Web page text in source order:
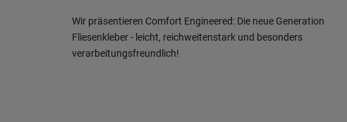
Wir präsentieren Comfort Engineered: Die neue Generation
Fliesenkleber - leicht, reichweitenstark und besonders
verarbeitungsfreundlich!